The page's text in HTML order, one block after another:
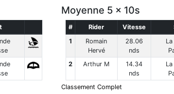
Moyenne 5 x 10s
# Rider Vitesse
1
Romain
Hervé
28.06
nds
2
Arthur M
14.34
nds
Classement Complet